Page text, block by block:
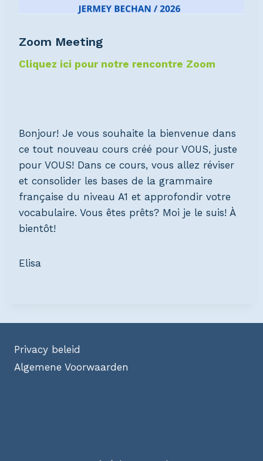
Zoom Meeting
Cliquez ici pour notre rencontre Zoom
Bonjour! Je vous souhaite la bienvenue dans
ce tout nouveau cours créé pour VOUS, juste
pour VOUS! Dans ce cours, vous allez réviser
et consolider les bases de la grammaire
française du niveau A1 et approfondir votre
vocabulaire. Vous êtes prêts? Moi je le suis! À
bientôt!
Elisa
Privacy beleid
Algemene Voorwaarden